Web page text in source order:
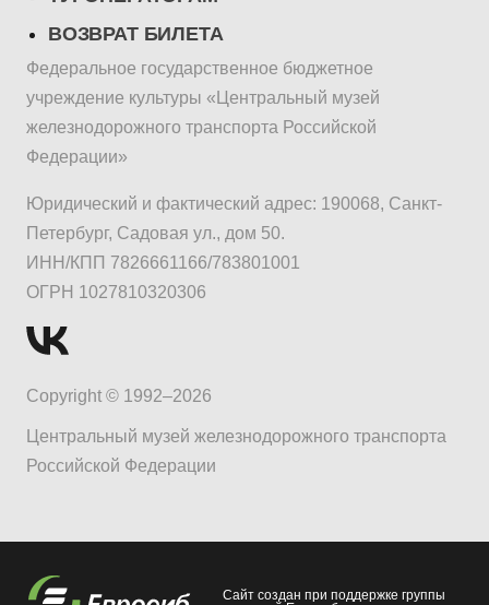
ВОЗВРАТ БИЛЕТА
Федеральное государственное бюджетное
учреждение культуры «Центральный музей
железнодорожного транспорта Российской
Федерации»
Юридический и фактический адрес: 190068, Санкт-
Петербург, Садовая ул., дом 50.
ИНН/КПП 7826661166/783801001
ОГРН 1027810320306
Copyright © 1992–2026
Центральный музей железнодорожного транспорта
Российской Федерации
Сайт создан при поддержке группы